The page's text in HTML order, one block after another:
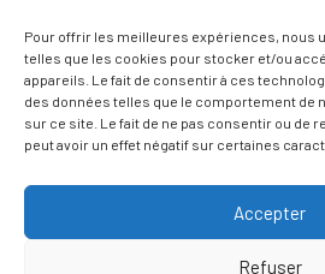
Pour offrir les meilleures expériences, nous
telles que les cookies pour stocker et/ou
appareils. Le fait de consentir à ces
des données telles que le comportement de
sur ce site. Le fait de ne pas consentir ou de
peut avoir un effet négatif sur certaines
Accepter
Refuser
L'abus d'alcool est dangereux pour la
consommer avec modération.